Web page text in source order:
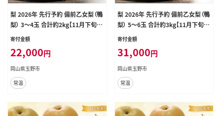
梨 2026年 先行予約 備前乙女梨（鴨
梨） 3～4玉 合計約2kg【11月下旬～
12月中旬頃発送】ナシ なし 岡山県
果樹園
寄付金額
22,000円
岡山県玉野市
常温
梨 2026年 先行予約 備前乙女梨（鴨
梨） 5～6玉 合計約3kg【11月下旬～
12月中旬頃発送】ナシ なし 岡山県
果樹園
寄付金額
31,000円
岡山県玉野市
常温